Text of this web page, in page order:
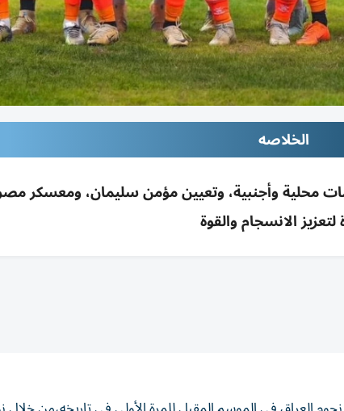
الخلاصه
محلية وأجنبية، وتعيين مؤمن سليمان، ومعسكر
لتعزيز الانسجام والقوة